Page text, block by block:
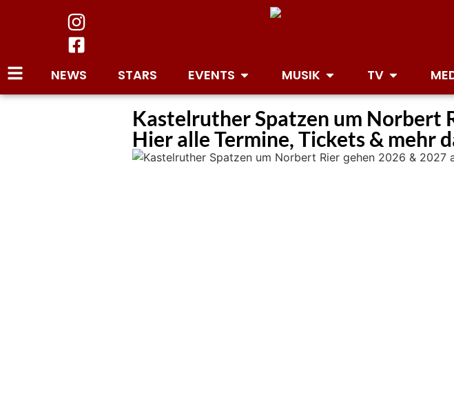
NEWS STARS EVENTS MUSIK TV
Kastelruther Spatzen um Norbert
Hier alle Termine, Tickets & mehr